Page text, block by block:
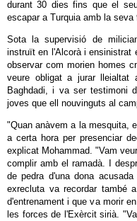
durant 30 dies fins que el
escapar a Turquia amb la seva
Sota la supervisió de
instruït en l'Alcorà i ensinistrat
observar com morien homes
veure obligat a jurar
Baghdadi, i va ser testimoni
joves que ell nouvinguts al
"Quan anàvem a la mesquita,
a certa hora per presenciar
explicat Mohammad. "Vam
complir amb el ramadà. I
de pedra d'una dona
exrecluta va recordar també
d'entrenament i que va morir
les forces de l'Exèrcit sirià.